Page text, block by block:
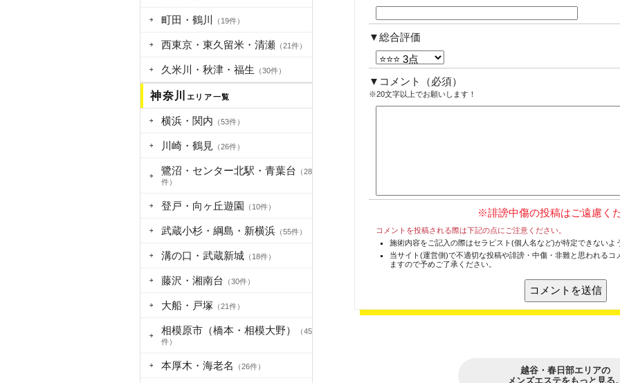
総合評価
コメント （必須）
※20文字以上でお願いします！
※誹謗中傷の投稿はご遠慮く
コメントを投稿される際は下記の点にご注意ください。
施術内容をご記入の際はセラピスト(個人名など)が特定できないよ
当サイト(運営側)で不適切な投稿や誹謗・中傷・非難と思われる
ますので予めご了承ください。
越谷・春日部エリアの
メンズエステをもっと見る
町田・鶴川 （19件）
西東京・東久留米・清瀬 （21件）
久米川・秋津・福生 （30件）
神奈川 エリア一覧
横浜・関内 （53件）
川崎・鶴見 （26件）
鷺沼・センター北駅・青葉台 （28
件）
登戸・向ヶ丘遊園 （10件）
武蔵小杉・綱島・新横浜 （55件）
溝の口・武蔵新城 （18件）
藤沢・湘南台 （30件）
大船・戸塚 （21件）
相模原市（橋本・相模大野）
（45
件）
本厚木・海老名 （26件）